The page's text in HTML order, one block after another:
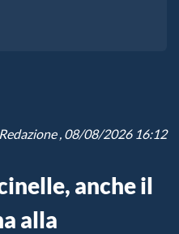
Redazione, 08/08/2026 16:12
anche il
alla